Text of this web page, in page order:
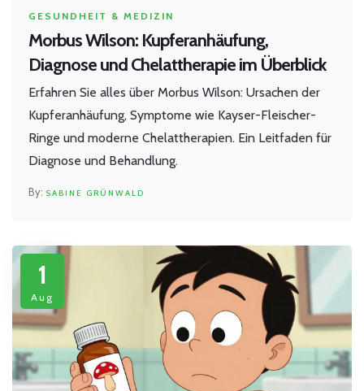
GESUNDHEIT & MEDIZIN
Morbus Wilson: Kupferanhäufung,
Diagnose und Chelattherapie im Überblick
Erfahren Sie alles über Morbus Wilson: Ursachen der
Kupferanhäufung, Symptome wie Kayser-Fleischer-
Ringe und moderne Chelattherapien. Ein Leitfaden für
Diagnose und Behandlung.
SABINE GRÜNWALD
1
Aug